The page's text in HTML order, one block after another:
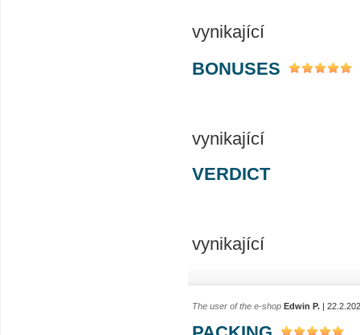
vynikající
BONUSES
vynikající
VERDICT
vynikající
The user of the e-shop Edwin P. |